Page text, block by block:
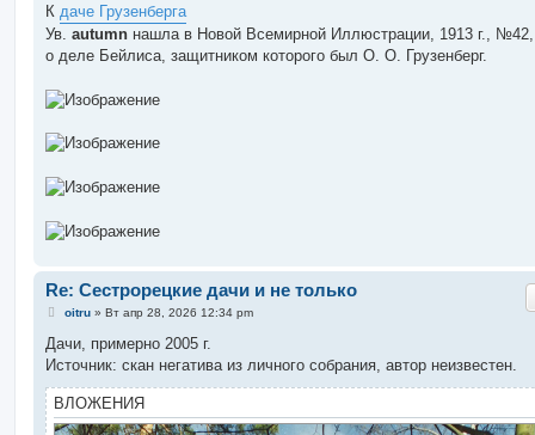
о
б
щ
е
н
е
К даче Грузенберга
Ув. autumn нашла в Новой Всемирной Иллюстрации, 1913 г.,
о деле Бейлиса, защитником которого был О. О. Грузенберг.
Re: Сестрорецкие дачи и не только
С
о
щ
н
и
е
oitru» Вт апр 28, 2026 12:34 pm
Дачи, примерно 2005 г.
Источник: скан негатива из личного собрания, автор неизвестен.
ВЛОЖЕНИЯ